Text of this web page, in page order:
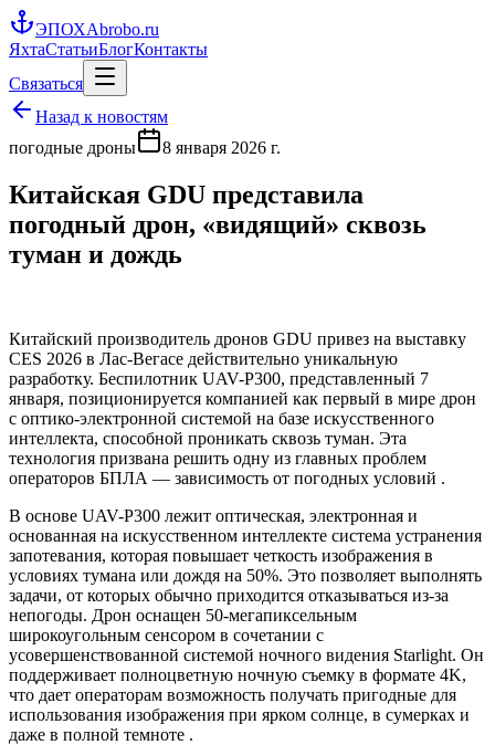
ЭПОХАbrobo.ru
ЯхтаСтатьиБлогКонтакты
Связаться
Назад к новостям
погодные дроны
8 января 2026 г.
Китайская GDU представила
погодный дрон, «видящий» сквозь
туман и дождь
Китайский производитель дронов GDU привез на выставку
CES 2026 в Лас-Вегасе действительно уникальную
разработку. Беспилотник UAV-P300, представленный 7
января, позиционируется компанией как первый в мире дрон
с оптико-электронной системой на базе искусственного
интеллекта, способной проникать сквозь туман. Эта
технология призвана решить одну из главных проблем
операторов БПЛА — зависимость от погодных условий .
В основе UAV-P300 лежит оптическая, электронная и
основанная на искусственном интеллекте система устранения
запотевания, которая повышает четкость изображения в
условиях тумана или дождя на 50%. Это позволяет выполнять
задачи, от которых обычно приходится отказываться из-за
непогоды. Дрон оснащен 50-мегапиксельным
широкоугольным сенсором в сочетании с
усовершенствованной системой ночного видения Starlight. Он
поддерживает полноцветную ночную съемку в формате 4K,
что дает операторам возможность получать пригодные для
использования изображения при ярком солнце, в сумерках и
даже в полной темноте .